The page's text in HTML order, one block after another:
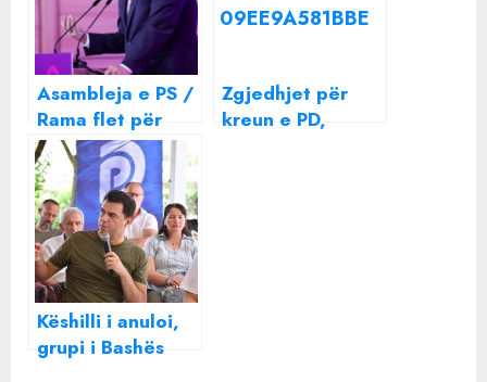
Asambleja e PS /
Rama flet për
zgjedhjet brenda
partisë, kërkon
shifrat e
anëtarëve dhe
mobilizim të
socialistëve
Zgjedhjet për
kreun e PD,
Këshilli i anuloi,
grupi i Bashës